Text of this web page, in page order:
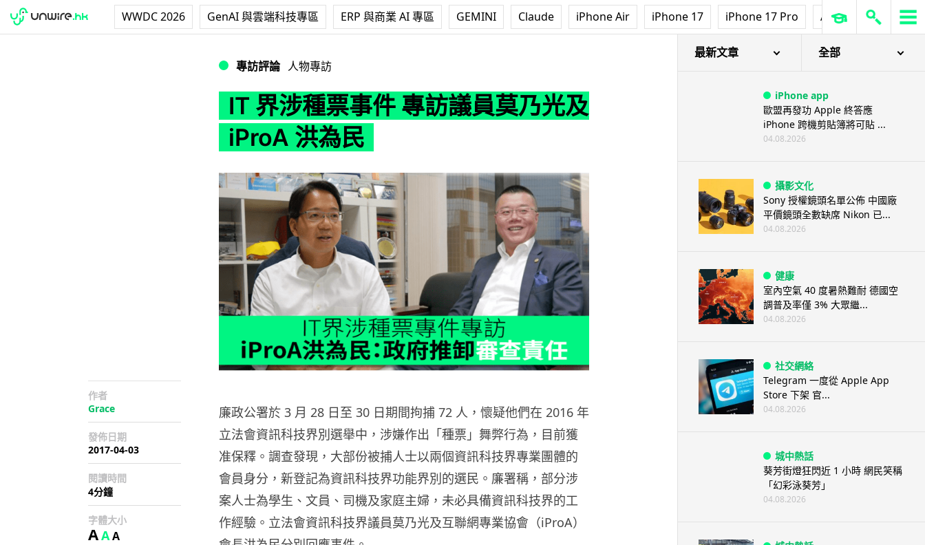
WWDC 2026 GenAI 與雲端科技專區 ERP 與商業 AI 專區 GEMINI Claude iPhone Air iPhone 17 iPhone 17 Pro AirPods Pro 3
專訪評論 人物專訪
IT 界涉種票事件 專訪議員莫乃光及
iProA 洪為民
作者
Grace
發佈日期
2017-04-03
閱讀時間
4分鐘
字體大小
AAA
廉政公署於 3 月 28 日至 30 日期間拘捕 72 人，懷疑他們在 2016 年
立法會資訊科技界別選舉中，涉嫌作出「種票」舞弊行為，目前獲
准保釋。調查發現，大部份被捕人士以兩個資訊科技界專業團體的
會員身分，新登記為資訊科技界功能界別的選民。廉署稱，部分涉
案人士為學生、文員、司機及家庭主婦，未必具備資訊科技界的工
作經驗。立法會資訊科技界議員莫乃光及互聯網專業協會（iProA）
最新文章 全部
iPhone app
歐盟再發功 Apple 終答應
iPhone 跨機剪貼簿將可貼 ...
04.08.2026
攝影文化
Sony 授權鏡頭名單公佈 中國廠
平價鏡頭全數缺席 Nikon 已...
04.08.2026
健康
室內空氣 40 度暑熱難耐 德國空
調普及率僅 3% 大眾繼...
04.08.2026
社交網絡
Telegram 一度從 Apple App
Store 下架 官...
04.08.2026
城中熱話
葵芳街燈狂閃近 1 小時 網民笑稱
「幻彩泳葵芳」
04.08.2026